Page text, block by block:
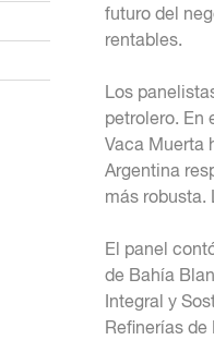
futuro del
rentables.
Los
petrolero. En
Vaca Muerta
Argentina
más robusta.
El panel
de Bahía
Integral y
Refinerías